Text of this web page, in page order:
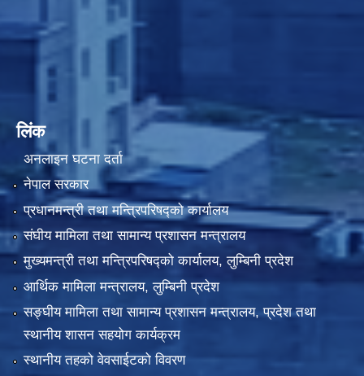
लिंक
अनलाइन घटना दर्ता
नेपाल सरकार
प्रधानमन्त्री तथा मन्त्रिपरिषद्को कार्यालय
संघीय मामिला तथा सामान्य प्रशासन मन्त्रालय
मुख्यमन्त्री तथा मन्त्रिपरिषद्को कार्यालय, लुम्बिनी प्रदेश
आर्थिक मामिला मन्त्रालय, लुम्बिनी प्रदेश
सङ्घीय मामिला तथा सामान्य प्रशासन मन्त्रालय, प्रदेश तथा
स्थानीय शासन सहयोग कार्यक्रम
स्थानीय तहको वेवसाईटको विवरण